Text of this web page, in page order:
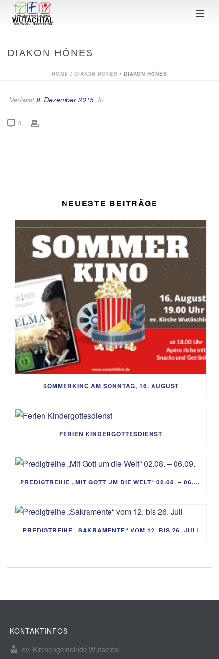
DIAKON HÖNES
HOME / DIAKON HÖNES / DIAKON HÖNES
Verfasst8. Dezember 2015 In
0
NEUESTE BEITRÄGE
SOMMERKINO AM SONNTAG, 16. AUGUST
FERIEN KINDERGOTTESDIENST
PREDIGTREIHE „MIT GOTT UM DIE WELT“ 02.08. – 06.09.
PREDIGTREIHE „SAKRAMENTE“ VOM 12. BIS 26. JULI
KONTAKTINFOS
ev. Kirchengemeinde Wutachtal